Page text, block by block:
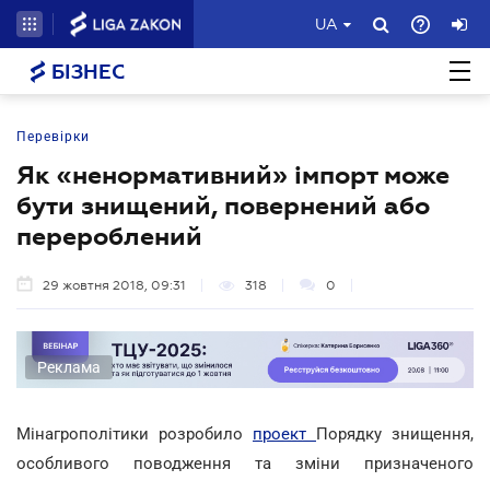
UA
БІЗНЕС
Перевірки
Як «ненормативний» імпорт може
бути знищений, повернений або
перероблений
29 жовтня 2018, 09:31 318 0
Реклама
Мінагрополітики розробило проект Порядку знищення,
особливого поводження та зміни призначеного